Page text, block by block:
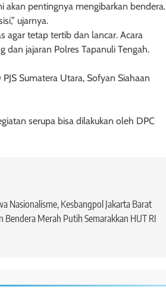
akan pentingnya mengibarkan bendera.
ujarnya.
agar tetap tertib dan lancar. Acara
dan jajaran Polres Tapanuli Tengah.
Sumatera Utara, Sofyan Siahaan
serupa bisa dilakukan oleh DPC
Nasionalisme, Kesbangpol Jakarta Barat
Bendera Merah Putih Semarakkan HUT RI